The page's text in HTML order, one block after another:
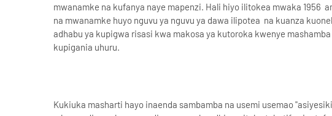
mwanamke na kufanya naye mapenzi. Hali hiyo ilitokea mwaka 1956
na mwanamke huyo nguvu ya nguvu ya dawa ilipotea na kuanza
adhabu ya kupigwa risasi kwa makosa ya kutoroka kwenye
kupigania uhuru.
Kukiuka masharti hayo inaenda sambamba na usemi usemao